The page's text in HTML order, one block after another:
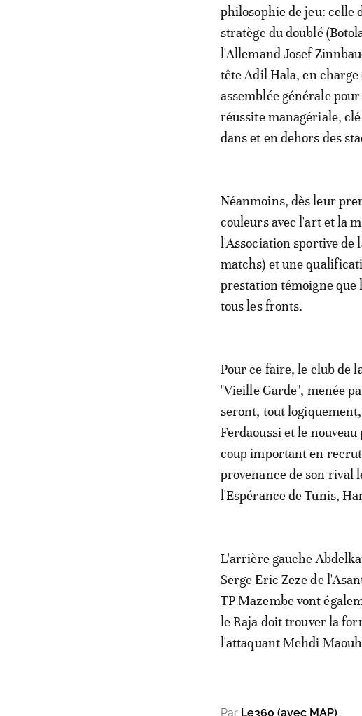
philosophie de jeu: celle
stratège du doublé
l'Allemand Josef
tête Adil Hala, en charge
assemblée générale
réussite managériale,
dans et en dehors des
Néanmoins, dès leur
couleurs avec l'art et la
l'Association sportive de
matchs) et une
prestation témoigne que
tous les fronts.
Pour ce faire, le club de
"Vieille Garde", menée
seront, tout
Ferdaoussi et le
coup important en
provenance de son rival
l'Espérance de Tunis,
L'arrière gauche
Serge Eric Zeze de
TP Mazembe vont
le Raja doit trouver la
l'attaquant Mehdi
Par Le360 (avec MAP)